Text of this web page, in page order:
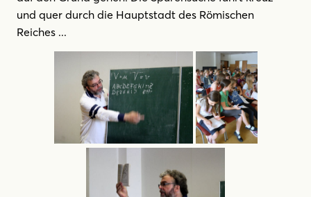
und quer durch die Hauptstadt des Römischen
Reiches ...